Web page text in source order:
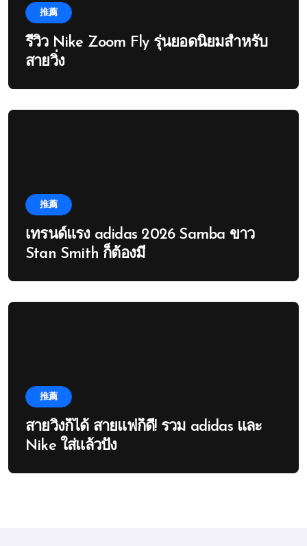
推薦
รีวิว Nike Zoom Fly รุ่นยอดนิยมสำหรับ
สายวิ่ง
推薦
เทรนด์แรง adidas 2026 Samba ขาว
Stan Smith ก็ต้องมี
推薦
สายวิ่งก็ได้ สายแฟก็ดี! รวม adidas และ
Nike ใส่แล้วปัง